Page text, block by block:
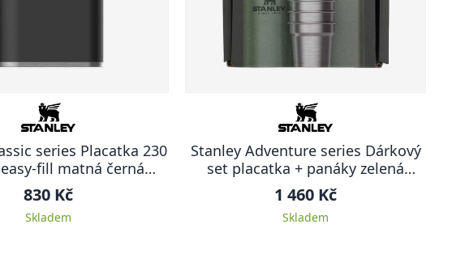
series Placatka 230
fill matná černá
CLASSIC
830 Kč
Skladem
Stanley Adventure series Dárkový
set placatka + panáky zelená
ADVENTURE
1 460 Kč
Skladem